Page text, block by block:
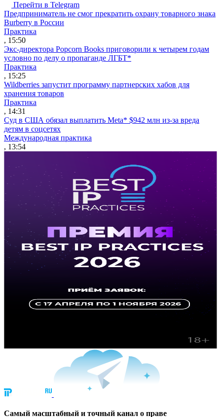
Перейти в Telegram
Предприниматель не смог прекратить охрану товарного знака
Burberry в России
Практика
, 15:50
Экс-директора Popcorn Books приговорили к четырем годам
условно по делу о пропаганде ЛГБТ*
Практика
, 15:25
Wildberries запустит программу партнерских хабов для
хранения товаров
Практика
, 14:31
Суд в США обязал выплатить Meta* $942 млн из-за вреда
детям в соцсетях
Международная практика
, 13:54
Cамый масштабный и точный канал о праве